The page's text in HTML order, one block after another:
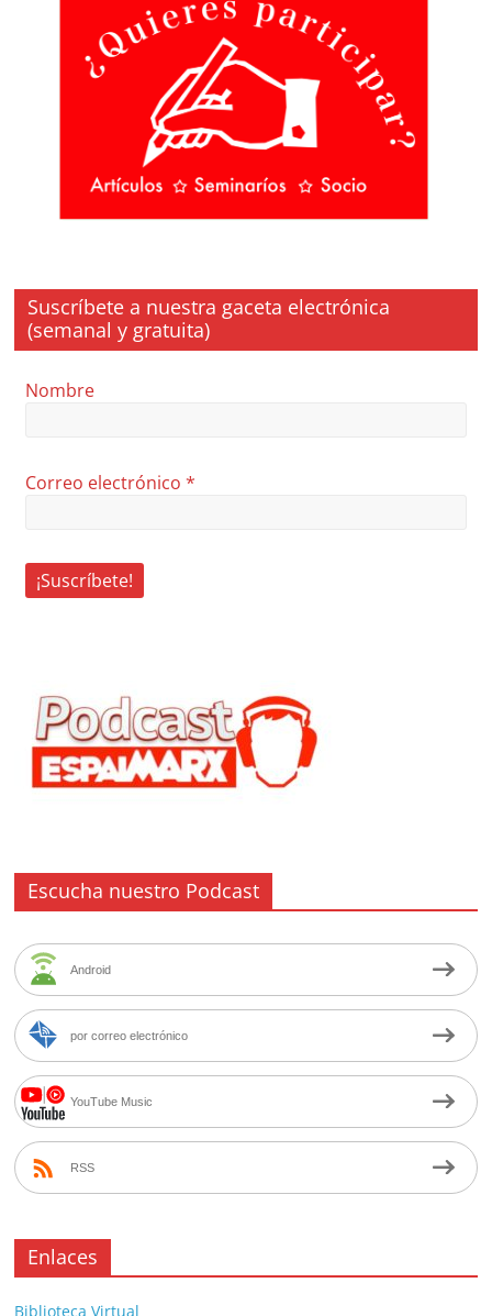
Suscríbete a nuestra gaceta electrónica
(semanal y gratuita)
Nombre
Correo electrónico*
Escucha nuestro Podcast
Android
por correo electrónico
YouTube Music
RSS
Enlaces
Biblioteca Virtual